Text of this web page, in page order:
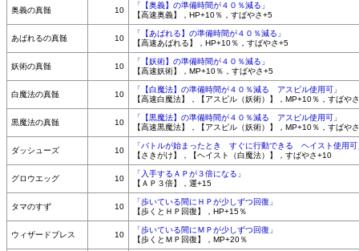
奥義の真髄 10
「【奥義】の準備時間が４０％減る」
【高速奥義】，HP+10％，すばやさ+5
あばれるの真髄 10
「【あばれる】の準備時間が４０％減る」
【高速あばれる】，HP+10％，すばやさ+5
妖術の真髄 10
「【妖術】の準備時間が４０％減る」
【高速妖術】，MP+10％，すばやさ+5
白魔法の真髄 10
「【白魔法】の準備時間が４０％減る アスピル使用可」
【高速白魔法】，【アスピル（妖術）】，MP+10％，すばや
黒魔法の真髄 10
「【黒魔法】の準備時間が４０％減る アスピル使用可」
【高速黒魔法】，【アスピル（妖術）】，MP+10％，すばや
ダッシューズ 10
「バトルが始まったとき すぐに行動できる ヘイスト使用可
【さきがけ】，【ヘイスト（白魔法）】，すばやさ+10
グロウエッグ 10
「入手するＡＰが３倍になる」
【ＡＰ３倍】，運+15
タマのすず 10
「歩いている間にＨＰが少しずつ回復」
【歩くとＨＰ回復】，HP+15％
ウィザードブレス 10
「歩いている間にＭＰが少しずつ回復」
【歩くとＭＰ回復】，MP+20％